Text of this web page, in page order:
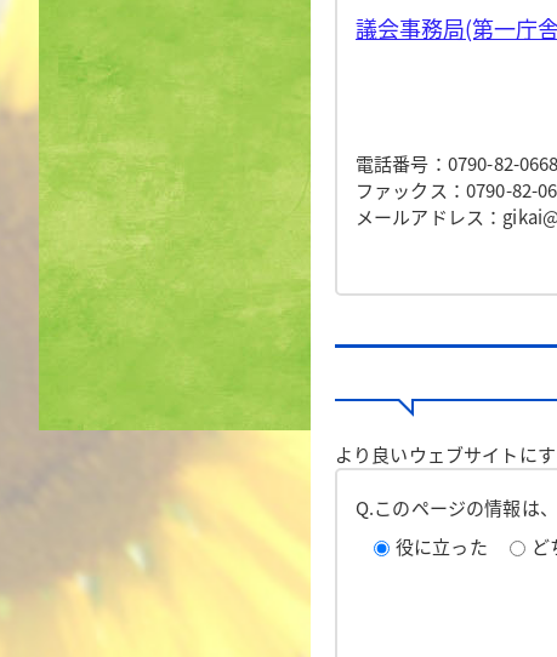
議会事務局(第一庁
電話番号：0790-82-0668
ファックス：0790-82-
メールアドレス：
より良いウェブサイトに
Q.このページの情報は
役に立った
ど